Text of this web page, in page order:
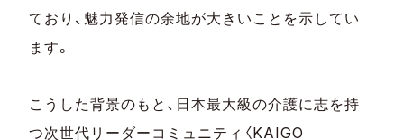
ており、魅力発信の余地が大きいことを示してい
ます。
こうした背景のもと、日本最大級の介護に志を持
つ次世代リーダーコミュニティ〈KAIGO